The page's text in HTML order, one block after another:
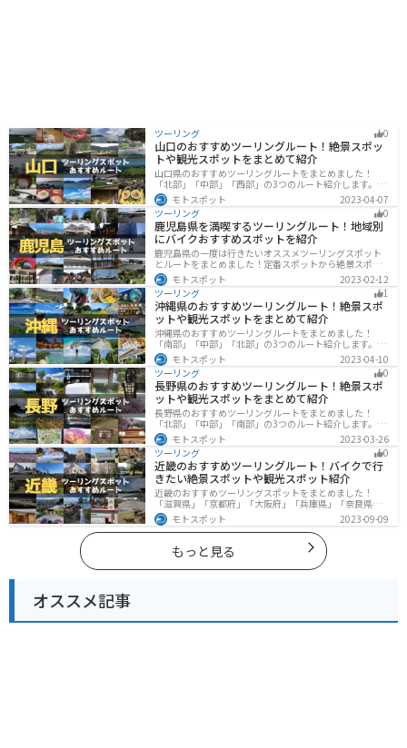
観光情報やイベント情報などを得ることもできます。 ま
た、地元のボランティアガイドによる案内なども行われ
ているので、より深く桶川市について知りたい方は、気
軽に声をかけてみてください。 バイクで訪れる方は、道
の駅の駐車場にバイク専用の駐輪スペースが設けられて
いるので、安心して駐車できます。 また、道の駅周辺に
は、自然豊かな公園や、走りやすい道路もあるので、ツ
ーリングの休憩場所としてだけでなく、目的地としても
おすすめです。
ツーリング 0
山口のおすすめツーリングルート！絶景スポッ
トや観光スポットをまとめて紹介
山口県のおすすめツーリングルートをまとめました！
「北部」「中部」「西部」の3つのルート紹介します。美
しい海岸線や山々を楽しむことができます。バイクで山
口県にツーリングに行く際は参考にしてください。
モトスポット
2023-04-07
ツーリング
0
鹿児島県を満喫するツーリングルート！地域別
にバイクおすすめスポットを紹介
鹿児島県の一度は行きたいオススメツーリングスポット
とルートをまとめました！定番スポットから絶景スポッ
ト、温泉、山、海、グルメなど様々なジャンルで楽しめ
ます。バイクで鹿児島ツーリングに行こうと思っている
人は、参考にしてください。
モトスポット
2023-02-12
ツーリング
1
沖縄県のおすすめツーリングルート！絶景スポ
ットや観光スポットをまとめて紹介
沖縄県のおすすめツーリングルートをまとめました！
「南部」「中部」「北部」の3つのルート紹介します。美
しいビーチや歴史と文化に溢れたスポットが多数あり、
様々な楽しみ方ができます。バイクで沖縄県にツーリン
グに行く際は参考にしてください。
モトスポット
2023-04-10
ツーリング
0
長野県のおすすめツーリングルート！絶景スポ
ットや観光スポットをまとめて紹介
長野県のおすすめツーリングルートをまとめました！
「北部」「中部」「南部」の3つのルート紹介します。諏
訪湖やビーナスラインのような全国でも有名なツーリン
グスポットが多数あります。バイクで長野県にツーリン
グに行く際は参考にしてください。
モトスポット
2023-03-26
ツーリング
0
近畿のおすすめツーリングルート！バイクで行
きたい絶景スポットや観光スポット紹介
近畿のおすすめツーリングスポットをまとめました！
「滋賀県」「京都府」「大阪府」「兵庫県」「奈良県」
「和歌山」の各県の観光地紹介します。自然豊かな山々
や湖、温泉地が点在し、四季折々の景色を楽しめるスポ
ットが多数あります。バイクで近畿にツーリングに行く
際は参考にしてください。
モトスポット 2023-09-09
もっと見る
オススメ記事